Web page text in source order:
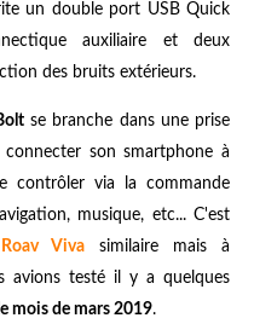
un double port USB Quick
auxiliaire et deux
des bruits extérieurs.
se branche dans une prise
son smartphone à
contrôler via la commande
musique, etc... C'est
Viva similaire mais à
avions testé il y a quelques
mois de mars 2019.